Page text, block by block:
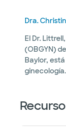
Dra.
El Dr.
(OBGYN)
Baylor,
ginecología.